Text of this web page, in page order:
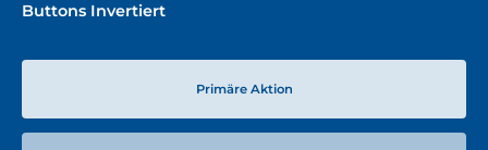
Buttons Invertiert
Primäre Aktion